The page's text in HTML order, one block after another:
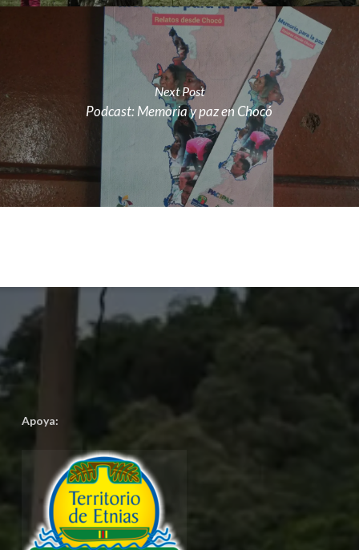
Next Post
Podcast: Memoria y paz en Chocó
Apoya: